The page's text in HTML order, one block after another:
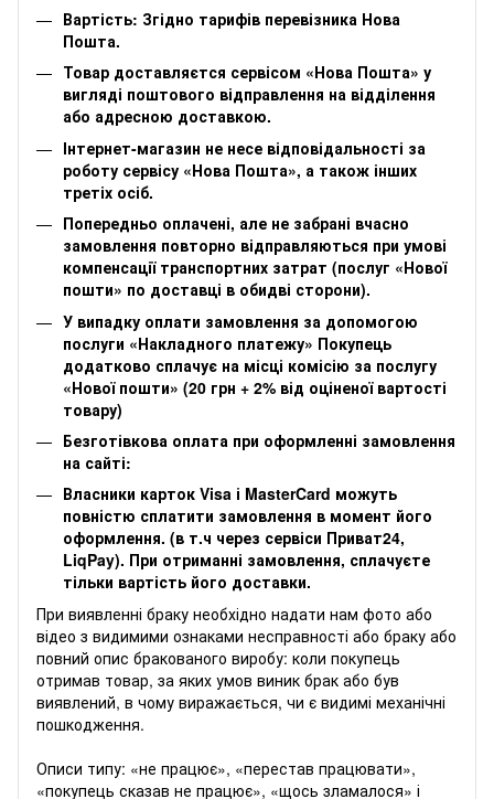
Вартість: Згідно тарифів перевізника Нова
Пошта.
Товар доставляєтся сервісом «Нова Пошта» у
вигляді поштового відправлення на відділення
або адресною доставкою.
Інтернет-магазин не несе відповідальності за
роботу сервісу «Нова Пошта», а також інших
третіх осіб.
Попередньо оплачені, але не забрані вчасно
замовлення повторно відправляються при умові
компенсації транспортних затрат (послуг «Нової
пошти» по доставці в обидві сторони).
У випадку оплати замовлення за допомогою
послуги «Накладного платежу» Покупець
додатково сплачує на місці комісію за послугу
«Нової пошти» (20 грн + 2% від оціненої вартості
товару)
Безготівкова оплата при оформленні замовлення
на сайті:
Власники карток Visa і MasterCard можуть
повністю сплатити замовлення в момент його
оформлення. (в т.ч через сервіси Приват24,
LiqPay). При отриманні замовлення, сплачуєте
тільки вартість його доставки.
‌‌При виявленні браку необхідно надати нам фото або
відео з видимими ознаками несправності або браку або
повний опис бракованого виробу: коли покупець
отримав товар, за яких умов виник брак або був
виявлений, в чому виражається, чи є видимі механічні
пошкодження.
Описи типу: «не працює», «перестав працювати»,
«покупець сказав не працює», «щось зламалося» і